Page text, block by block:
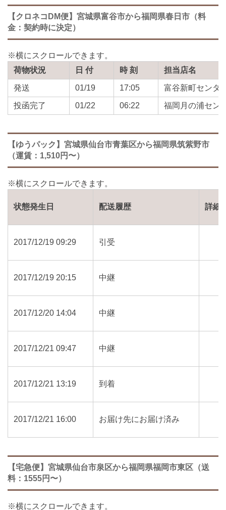
【クロネコDM便】宮城県富谷市から福岡県春日市（料
金：契約時に決定）
荷物状況 日 付 時 刻 担当店名
発送 01/19 17:05 富谷新町センタ
投函完了 01/22 06:22 福岡月の浦セン
【ゆうパック】宮城県仙台市青葉区から福岡県筑紫野市
（運賃：1,510円〜）
状態発生日 配送履歴 詳細
2017/12/19 09:29 引受
2017/12/19 20:15 中継
2017/12/20 14:04 中継
2017/12/21 09:47 中継
2017/12/21 13:19 到着
2017/12/21 16:00 お届け先にお届け済み
【宅急便】宮城県仙台市泉区から福岡県福岡市東区（送
料：1555円〜）